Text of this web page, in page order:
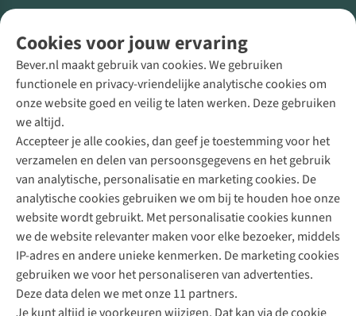
Cookies voor jouw ervaring
Bever.nl maakt gebruik van cookies. We gebruiken
functionele en privacy-vriendelijke analytische cookies om
onze website goed en veilig te laten werken. Deze gebruiken
we altijd.
Accepteer je alle cookies, dan geef je toestemming voor het
verzamelen en delen van persoonsgegevens en het gebruik
van analytische, personalisatie en marketing cookies. De
analytische cookies gebruiken we om bij te houden hoe onze
website wordt gebruikt. Met personalisatie cookies kunnen
we de website relevanter maken voor elke bezoeker, middels
IP-adres en andere unieke kenmerken. De marketing cookies
gebruiken we voor het personaliseren van advertenties.
Deze data delen we met onze 11 partners.
Direct advies van een Buitenexpert
+31 (0)85 888 50 88
+31 6 12 28 49 80
Contactformulier